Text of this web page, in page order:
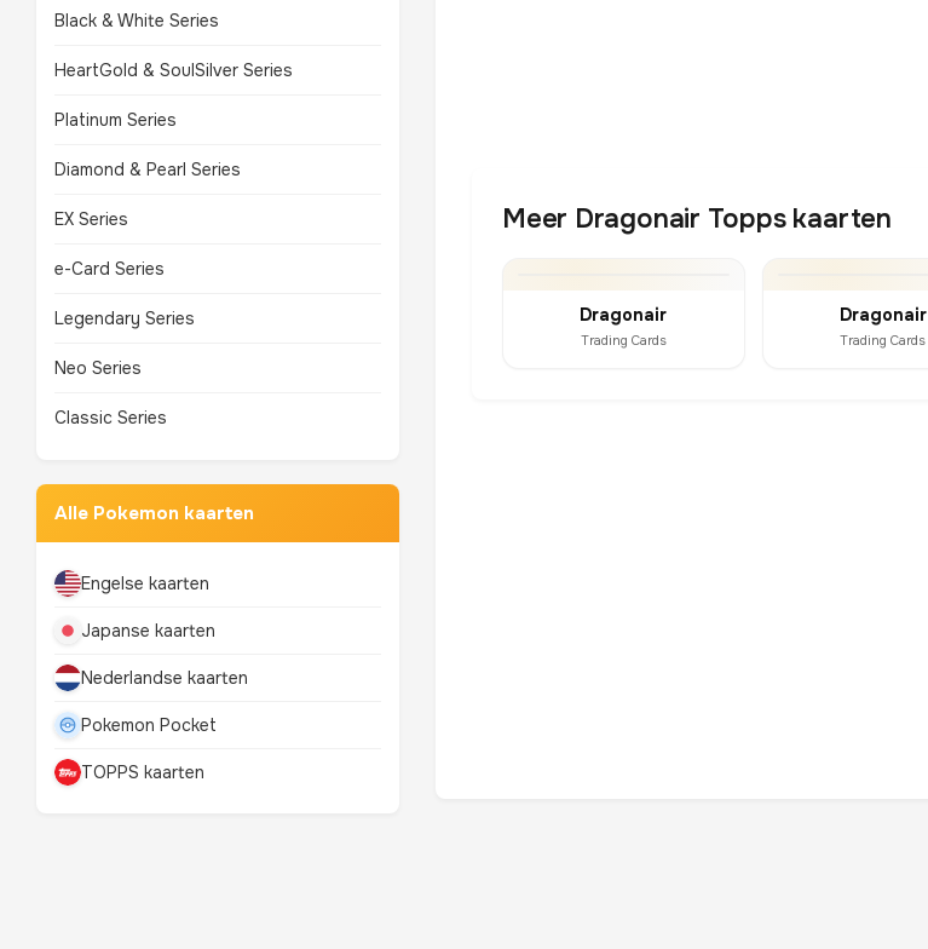
Black & White Series
HeartGold & SoulSilver Series
Platinum Series
Diamond & Pearl Series
EX Series
e-Card Series
Legendary Series
Neo Series
Classic Series
Alle Pokemon kaarten
Engelse kaarten
Japanse kaarten
Nederlandse kaarten
Pokemon Pocket
TOPPS kaarten
Meer Dragonair Topps kaarten
Dragonair
Trading Cards
Dragonair
Trading Cards